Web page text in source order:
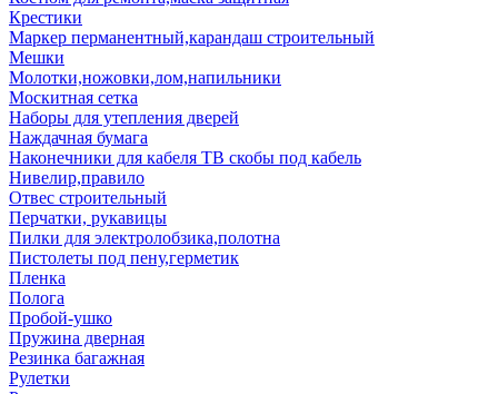
Крестики
Маркер перманентный,карандаш строительный
Мешки
Молотки,ножовки,лом,напильники
Москитная сетка
Наборы для утепления дверей
Наждачная бумага
Наконечники для кабеля ТВ скобы под кабель
Нивелир,правило
Отвес строительный
Перчатки, рукавицы
Пилки для электролобзика,полотна
Пистолеты под пену,герметик
Пленка
Полога
Пробой-ушко
Пружина дверная
Резинка багажная
Рулетки